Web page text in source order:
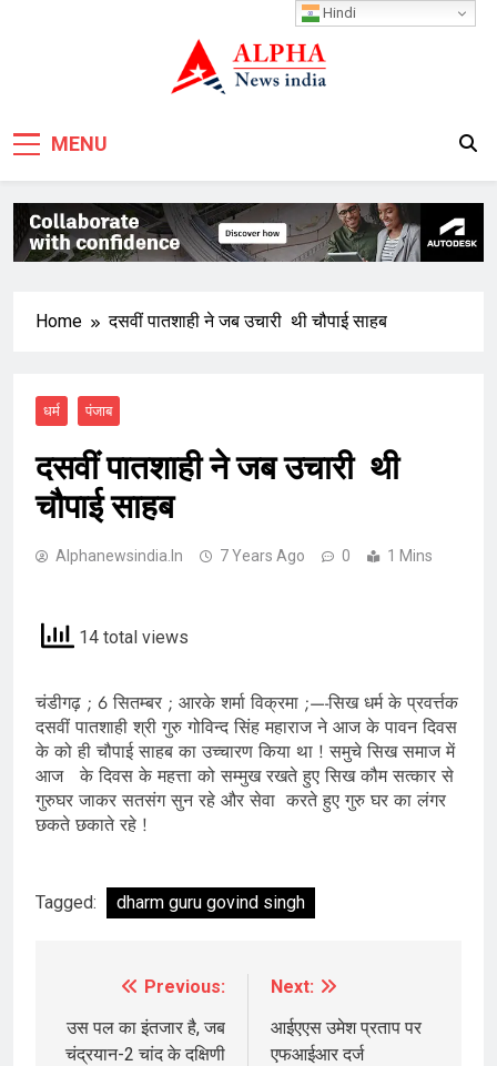
MENU
Home दसवीं पातशाही ने जब उचारी थी चौपाई साहब
धर्म पंजाब
दसवीं पातशाही ने जब उचारी थी
चौपाई साहब
Alphanewsindia.in 7 Years Ago 0 1 Mins
14 total views
चंडीगढ़ ; 6 सितम्बर ; आरके शर्मा विक्रमा ;—-सिख धर्म के प्रवर्त्तक
दसवीं पातशाही श्री गुरु गोविन्द सिंह महाराज ने आज के पावन दिवस
के को ही चौपाई साहब का उच्चारण किया था ! समुचे सिख समाज में
आज के दिवस के महत्ता को सम्मुख रखते हुए सिख कौम सत्कार से
गुरुघर जाकर सतसंग सुन रहे और सेवा करते हुए गुरु घर का लंगर
छकते छकाते रहे !
Tagged: dharm guru govind singh
navigation
Previous:
उस पल का इंतजार है, जब
चंद्रयान-2 चांद के दक्षिणी
Next:
आईएएस उमेश प्रताप पर
एफआईआर दर्ज
Hindi